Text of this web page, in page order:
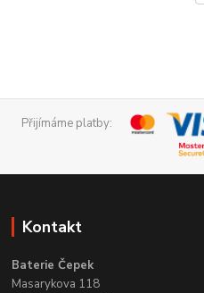
Přijímáme platby:
Kontakt
Baterie Čepek
Masarykova 118